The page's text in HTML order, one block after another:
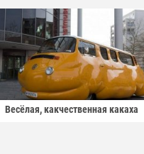
Весёлая, какчественная какаха